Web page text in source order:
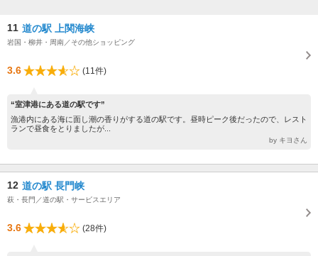
11 道の駅 上関海峡
岩国・柳井・周南／その他ショッピング
3.6 (11件)
“室津港にある道の駅です”
漁港内にある海に面し潮の香りがする道の駅です。昼時ピーク後だったので、レスト
ランで昼食をとりましたが...
by キヨさん
12 道の駅 長門峡
萩・長門／道の駅・サービスエリア
3.6 (28件)